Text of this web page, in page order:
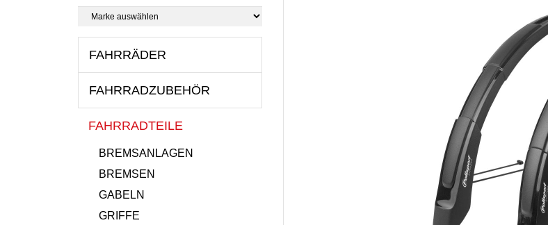
FAHRRÄDER
FAHRRADZUBEHÖR
FAHRRADTEILE
BREMSANLAGEN
BREMSEN
GABELN
GRIFFE